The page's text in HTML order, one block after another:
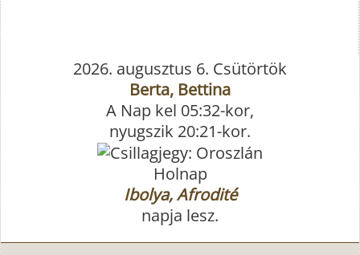
2026. augusztus 6. Csütörtök
Berta, Bettina
A Nap kel 05:32-kor,
nyugszik 20:21-kor.
Holnap
Ibolya, Afrodité
napja lesz.